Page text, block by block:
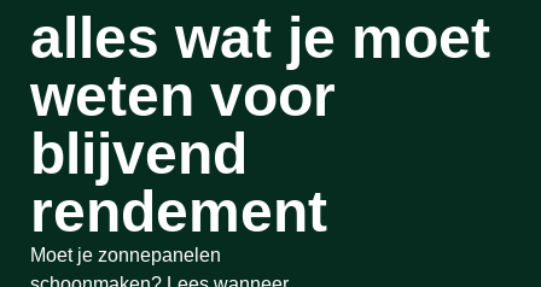
alles wat je moet
weten voor
blijvend
rendement
Moet je zonnepanelen